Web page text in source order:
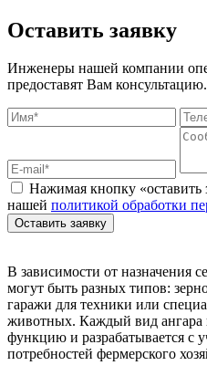
Оставить заявку
Инженеры нашей компании
предоставят Вам консультацию.
Нажимая кнопку «оставить
нашей политикой обработки
Оставить заявку
В зависимости от назначения
могут быть разных типов:
гаражи для техники или
животных. Каждый вид
функцию и разрабатывается с
потребностей фермерского